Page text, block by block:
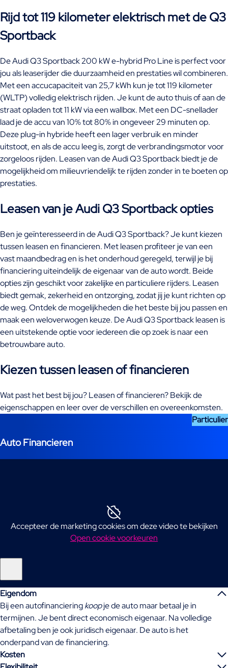
Rijd tot 119 kilometer elektrisch met de Q3
Sportback
De Audi Q3 Sportback 200 kW e-hybrid Pro Line is perfect voor
jou als leaserijder die duurzaamheid en prestaties wil combineren.
Met een accucapaciteit van 25,7 kWh kun je tot 119 kilometer
(WLTP) volledig elektrisch rijden. Je kunt de auto thuis of aan de
straat opladen tot 11 kW via een wallbox. Met een DC-snellader
laad je de accu van 10% tot 80% in ongeveer 29 minuten op.
Deze plug-in hybride heeft een lager verbruik en minder
uitstoot, en als de accu leeg is, zorgt de verbrandingsmotor voor
zorgeloos rijden. Leasen van de Audi Q3 Sportback biedt je de
mogelijkheid om milieuvriendelijk te rijden zonder in te boeten op
prestaties.
Leasen van je Audi Q3 Sportback opties
Ben je geïnteresseerd in de Audi Q3 Sportback? Je kunt kiezen
tussen leasen en financieren. Met leasen profiteer je van een
vast maandbedrag en is het onderhoud geregeld, terwijl je bij
financiering uiteindelijk de eigenaar van de auto wordt. Beide
opties zijn geschikt voor zakelijke en particuliere rijders. Leasen
biedt gemak, zekerheid en ontzorging, zodat jij je kunt richten op
de weg. Ontdek de mogelijkheden die het beste bij jou passen en
maak een weloverwogen keuze. De Audi Q3 Sportback leasen is
een uitstekende optie voor iedereen die op zoek is naar een
betrouwbare auto.
Kiezen tussen leasen of financieren
Wat past het best bij jou? Leasen of financieren? Bekijk de
eigenschappen en leer over de verschillen en overeenkomsten.
Particulier
Auto Financieren
Accepteer de marketing cookies om deze video te bekijken
Open cookie voorkeuren
Eigendom
Bij een autofinancieringkoopje de auto maar betaal je in
termijnen. Je bent direct economisch eigenaar. Na volledige
afbetaling ben je ook juridisch eigenaar. De auto is het
onderpand van de financiering.
Kosten